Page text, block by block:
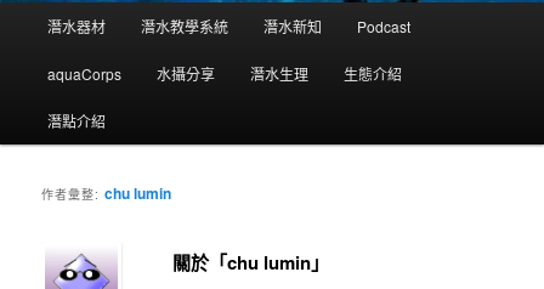
潛水器材 潛水教學系統 潛水新知 Podcast
aquaCorps 水攝分享 潛水生理 生態介紹
潛點介紹
作者彙整:chu lumin
關於「chu lumin」